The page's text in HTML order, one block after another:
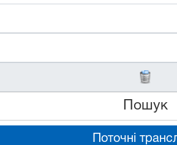
Пошук
Поточні